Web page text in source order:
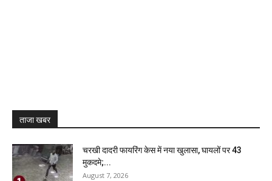
ताजा खबर
चरखी दादरी फायरिंग केस में नया खुलासा, घायलों पर 43
मुकदमे;...
August 7, 2026